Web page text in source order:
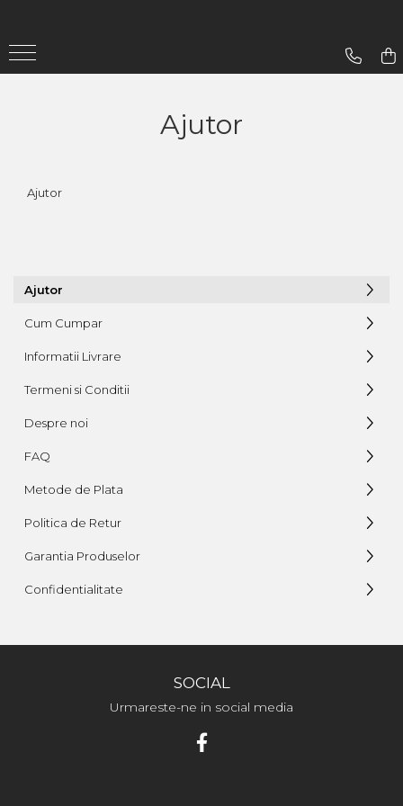
Ajutor
Ajutor
Ajutor
Cum Cumpar
Informatii Livrare
Termeni si Conditii
Despre noi
FAQ
Metode de Plata
Politica de Retur
Garantia Produselor
Confidentialitate
SOCIAL
Urmareste-ne in social media